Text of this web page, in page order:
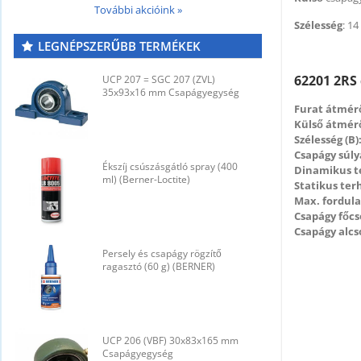
Szélesség:
62201
Furat
Külső
Szélesség (B):
Csapágy
Dinamikus
Statikus
Max.
Csapágy
Csapágy
További akcióink »
LEGNÉPSZERŰBB TERMÉKEK
UCP 207 = SGC 207 (ZVL)
35x93x16 mm Csapágyegység
Ékszíj csúszásgátló spray (400
ml) (Berner-Loctite)
Persely és csapágy rögzítő
ragasztó (60 g) (BERNER)
UCP 206 (VBF) 30x83x165 mm
Csapágyegység